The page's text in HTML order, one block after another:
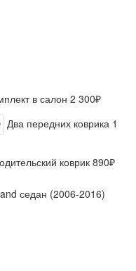
в салон 2 300₽
Два передних коврика 1
коврик 890₽